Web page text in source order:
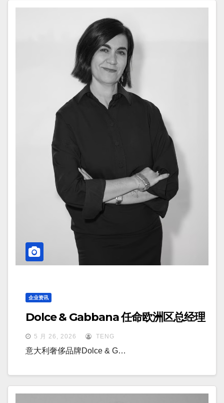
企业资讯
Dolce & Gabbana 任命欧洲区总经理
5 月 26, 2026 TENG
意大利奢侈品牌Dolce & G…